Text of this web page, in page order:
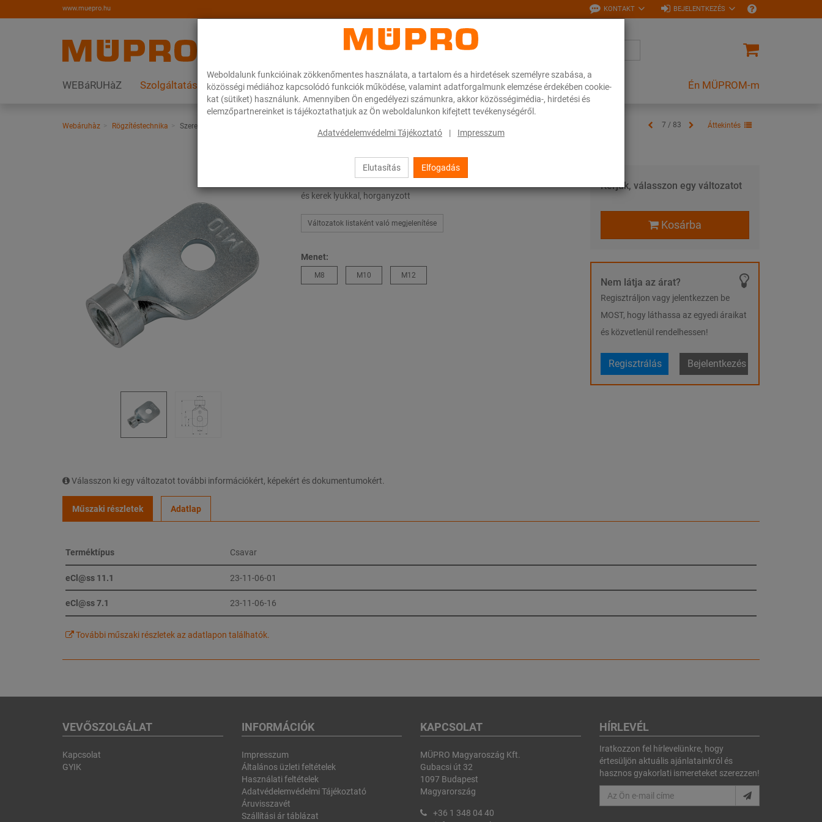
Weboldalunk funkcióinak zökkenőmentes használata, a tartalom és a hirdetések személyre szabása, a
közösségi médiához kapcsolódó funkciók működése, valamint adatforgalmunk elemzése érdekében cookie-
kat (sütiket) használunk. Amennyiben Ön engedélyezi számunkra, akkor közösségimédia-, hirdetési és
elemzőpartnereinket is tájékoztathatjuk az Ön weboldalunkon kifejtett tevékenységéről.
Adatvédelemvédelmi Tájékoztató | Impresszum
Elutasítás Elfogadás
www.muepro.hu KONTAKT BEJELENTKEZÉS
WEBáRUHàZ Szolgáltatások Megoldások A MÜPRO-ról Karrier Downloads Én MÜPROM-m
Webáruhàz Rögzítéstechnika Szerelési anyagok 7 / 83 Áttekintés
Lapos szem gyűrűvel
és kerek lyukkal, horganyzott
Változatok listaként való megjelenítése
Menet:
M8 M10 M12
Kérjük, válasszon egy változatot
Kosárba
Nem látja az árat?
Regisztráljon vagy jelentkezzen be
MOST, hogy láthassa az egyedi áraikat
és közvetlenül rendelhessen!
Regisztrálás Bejelentkezés
Válasszon ki egy változatot további információkért, képekért és dokumentumokért.
Műszaki részletek Adatlap
Terméktípus Csavar
eCl@ss 11.1 23-11-06-01
eCl@ss 7.1 23-11-06-16
További műszaki részletek az adatlapon találhatók.
VEVŐSZOLGÁLAT
Kapcsolat
GYIK
INFORMÁCIÓK
Impresszum
Általános üzleti feltételek
Használati feltételek
Adatvédelemvédelmi Tájékoztató
Áruvisszavét
Szállítási ár táblázat
KAPCSOLAT
MÜPRO Magyaroszág Kft.
Gubacsi út 32
1097 Budapest
Magyarország
+36 1 348 04 40
HÍRLEVÉL
Iratkozzon fel hírlevelünkre, hogy
értesüljön aktuális ajánlatainkról és
hasznos gyakorlati ismereteket szerezzen!